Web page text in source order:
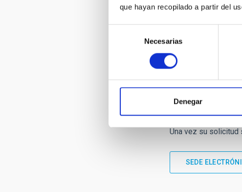
que hayan recopilado a partir del
consentimiento
Necesarias
Denegar
Medios de
Todas aquellas
Observatorio, tanto
Electrónica. La
garantiza la gestión
Una vez su solicitud
SEDE